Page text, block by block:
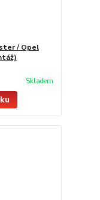
/ Opel
Skladem